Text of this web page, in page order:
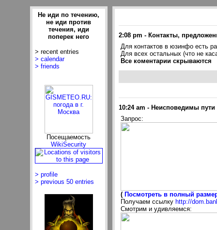
Hе иди по течению,
не иди против
течения, иди
поперек него
> recent entries
> calendar
> friends
Посещаемость
WikiSecurity
> profile
> previous 50 entries
2:08 pm - Контакты,
Для контактов в юзинфо есть
Для всех остальных (что не
Все коментарии скрываются
10:24 am - Неисповедимы
Запрос:
( Посмотреть в полный
Получаем ссылку http://
Смотрим и удивляемся: